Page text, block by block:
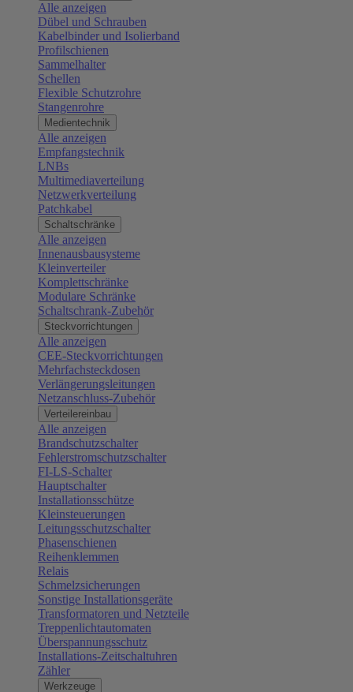
Alle anzeigen
Dübel und Schrauben
Kabelbinder und Isolierband
Profilschienen
Sammelhalter
Schellen
Flexible Schutzrohre
Stangenrohre
Medientechnik
Alle anzeigen
Empfangstechnik
LNBs
Multimediaverteilung
Netzwerkverteilung
Patchkabel
Schaltschränke
Alle anzeigen
Innenausbausysteme
Kleinverteiler
Komplettschränke
Modulare Schränke
Schaltschrank-Zubehör
Steckvorrichtungen
Alle anzeigen
CEE-Steckvorrichtungen
Mehrfachsteckdosen
Verlängerungsleitungen
Netzanschluss-Zubehör
Verteilereinbau
Alle anzeigen
Brandschutzschalter
Fehlerstromschutzschalter
FI-LS-Schalter
Hauptschalter
Installationsschütze
Kleinsteuerungen
Leitungsschutzschalter
Phasenschienen
Reihenklemmen
Relais
Schmelzsicherungen
Sonstige Installationsgeräte
Transformatoren und Netzteile
Treppenlichtautomaten
Überspannungsschutz
Installations-Zeitschaltuhren
Zähler
Werkzeuge